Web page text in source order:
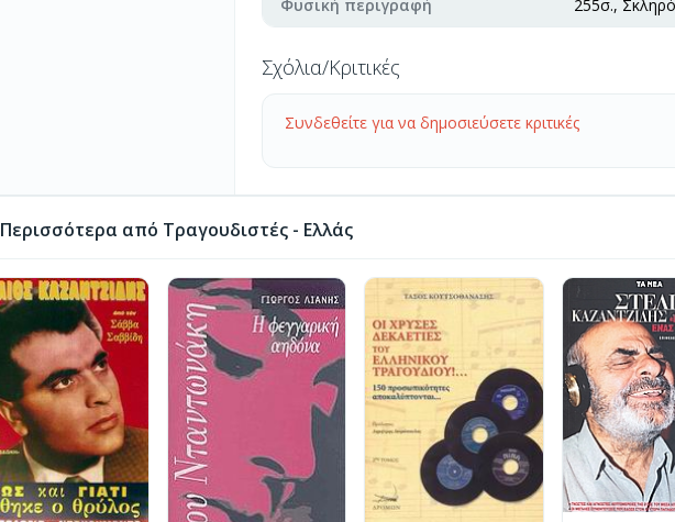
Φυσική περιγραφή
255σ.,
Σχόλια/Κριτικές
Συνδεθείτε για να δημοσιεύσετε κριτικές
Περισσότερα από Τραγουδιστές - Ελλάς